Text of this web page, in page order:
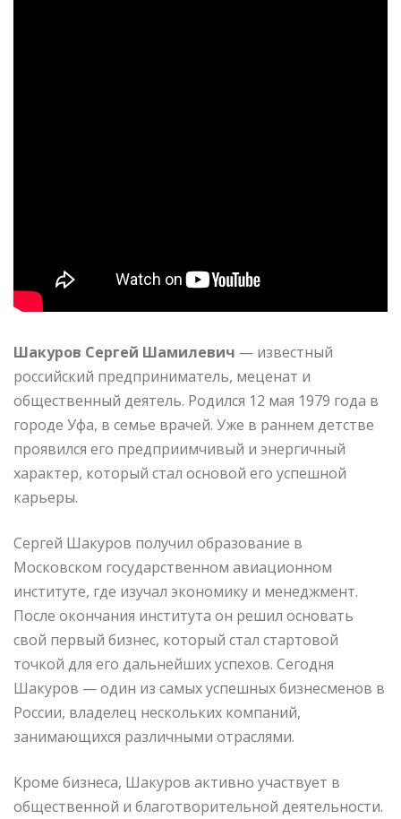
Шакуров Сергей Шамилевич — известный
российский предприниматель, меценат и
общественный деятель. Родился 12 мая 1979 года в
городе Уфа, в семье врачей. Уже в раннем детстве
проявился его предприимчивый и энергичный
характер, который стал основой его успешной
карьеры.
Сергей Шакуров получил образование в
Московском государственном авиационном
институте, где изучал экономику и менеджмент.
После окончания института он решил основать
свой первый бизнес, который стал стартовой
точкой для его дальнейших успехов. Сегодня
Шакуров — один из самых успешных бизнесменов в
России, владелец нескольких компаний,
занимающихся различными отраслями.
Кроме бизнеса, Шакуров активно участвует в
общественной и благотворительной деятельности.